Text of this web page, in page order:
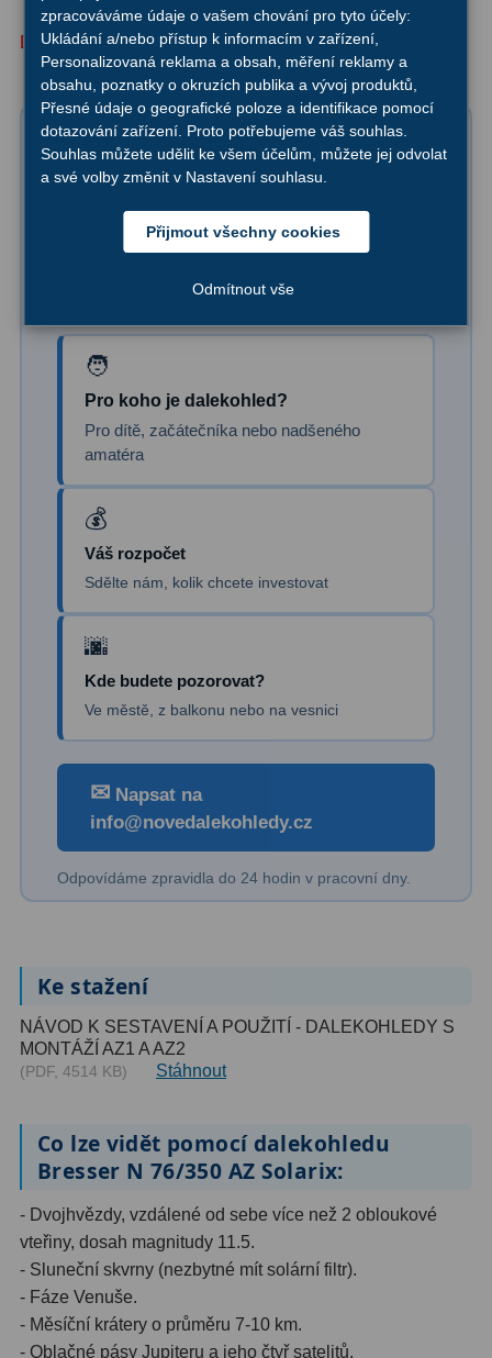
Lovecké a turistické114
Univerzální38
Kapesní14
Dětské7
54
Dálkoměry a Noční vidění17
Dálkoměry 9
Noční vidění8
Mikroskopy76
4
Školní a studentské
Laboratorní 33
Digitální
Příslušenství mikroskopů16
Kamery3
Meteostanice52
Pokročilé 5
Profesionální
Čidla 2
Teploměry a vlhkoměry
Foto stativy 10
Doporučené zvětšení vyznačeny žlutou barvou
Pomůžeme vám vybrat
první dalekohled
Nevíte, který teleskop je pro vás ten pravý?
Pro koho je dalekohled?
Pro dítě, začátečníka nebo nadšeného
amatéra
Váš rozpočet
Sdělte nám, kolik chcete investovat
Kde budete pozorovat?
Ve městě, z balkonu nebo na vesnici
✉ Napsat na
info@novedalekohledy.cz
Odpovídáme zpravidla do 24 hodin v pracovní dny.
Ke stažení
NÁVOD K SESTAVENÍ A POUŽITÍ - DALEKOHLEDY S
MONTÁŽÍ AZ1 A AZ2
(PDF, 4514 KB) Stáhnout
Co lze vidět pomocí dalekohledu
Bresser N 76/350 AZ Solarix:
- Dvojhvězdy, vzdálené od sebe více než 2 obloukové
vteřiny, dosah magnitudy 11.5.
- Sluneční skvrny (nezbytné mít solární filtr).
- Fáze Venuše.
- Měsíční krátery o průměru 7-10 km.
- Oblačné pásy Jupiteru a jeho čtyř satelitů.
zpracováváme údaje o vašem chování pro tyto účely:
Ukládání a/nebo přístup k informacím v zařízení,
Personalizovaná reklama a obsah, měření reklamy a
obsahu, poznatky o okruzích publika a vývoj produktů,
Přesné údaje o geografické poloze a identifikace pomocí
dotazování zařízení. Proto potřebujeme váš souhlas.
Souhlas můžete udělit ke všem účelům, můžete jej odvolat
a své volby změnit v Nastavení souhlasu.
Přijmout všechny cookies
Odmítnout vše